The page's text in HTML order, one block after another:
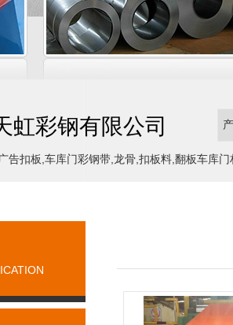
虹彩钢有限公司
告扣板,车库门彩钢带,龙骨,扣板料,翻板车库